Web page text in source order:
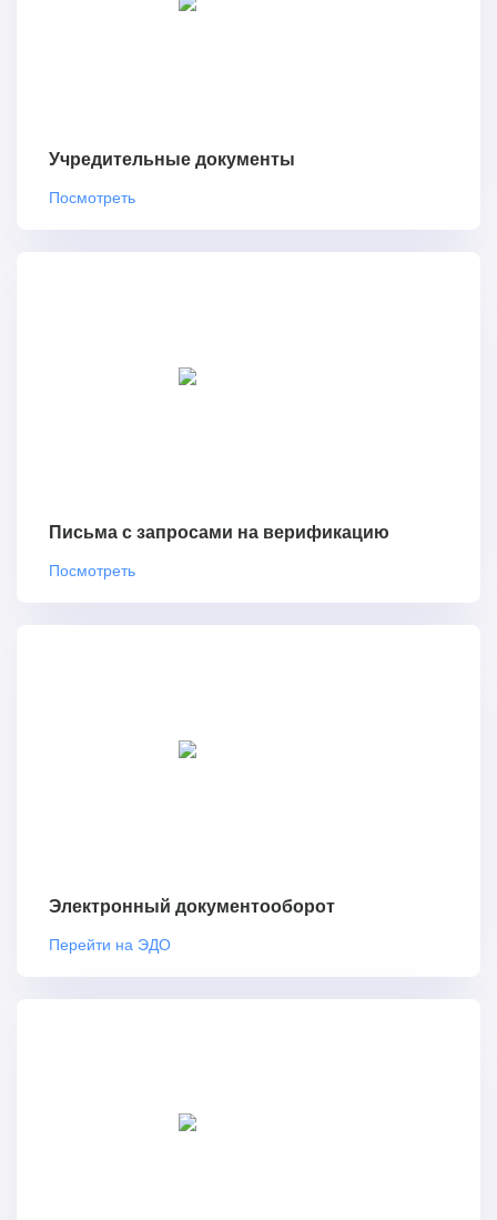
Учредительные документы
Посмотреть
Письма с запросами на верификацию
Посмотреть
Электронный документооборот
Перейти на ЭДО